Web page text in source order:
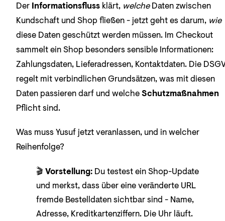
Der Informationsfluss klärt, welcheDaten zwischen
Kundschaft und Shop fließen - jetzt geht es darum, wie
diese Daten geschützt werden müssen. Im Checkout
sammelt ein Shop besonders sensible Informationen:
Zahlungsdaten, Lieferadressen, Kontaktdaten. Die
regelt mit verbindlichen Grundsätzen, was mit diesen
Daten passieren darf und welcheSchutzmaßnahmen
Pflicht sind.
Was muss Yusuf jetzt veranlassen, und in welcher
Reihenfolge?
🎬 Vorstellung: Du testest ein Shop-Update
und merkst, dass über eine veränderte URL
fremde Bestelldaten sichtbar sind - Name,
Adresse, Kreditkartenziffern. Die Uhr läuft.